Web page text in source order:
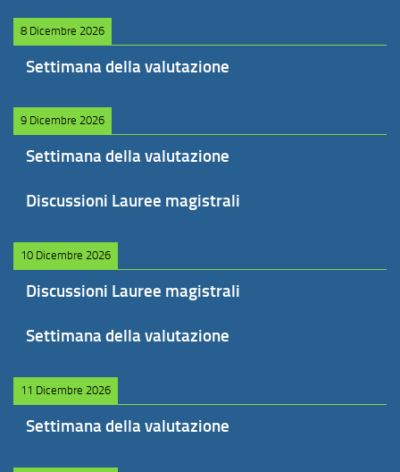
8 Dicembre 2026
Settimana della valutazione
9 Dicembre 2026
Settimana della valutazione
Discussioni Lauree magistrali
10 Dicembre 2026
Discussioni Lauree magistrali
Settimana della valutazione
11 Dicembre 2026
Settimana della valutazione